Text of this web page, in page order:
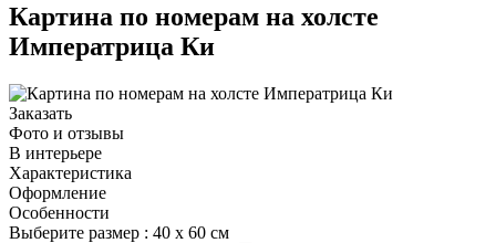
Картина по номерам на холсте
Императрица Ки
Заказать
Фото и отзывы
В интерьере
Характеристика
Оформление
Особенности
Выберите размер : 40 х 60 см